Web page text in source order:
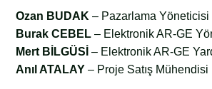
Ozan BUDAK – Pazarlama Yöneticisi
Burak CEBEL – Elektronik AR-GE
Mert BİLGÜSİ – Elektronik AR-GE
Anıl ATALAY – Proje Satış Mühendisi